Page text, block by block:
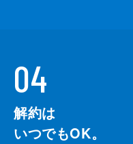
04
解約は
いつでもOK。